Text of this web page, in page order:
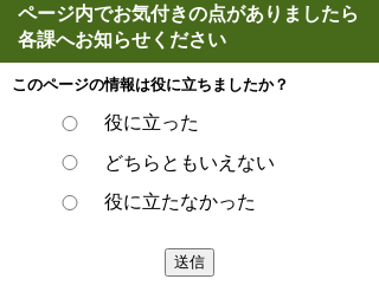
ページ内でお気付きの点がありましたら
各課へお知らせください
このページの情報は役に立ちましたか？
役に立った
どちらともいえない
役に立たなかった